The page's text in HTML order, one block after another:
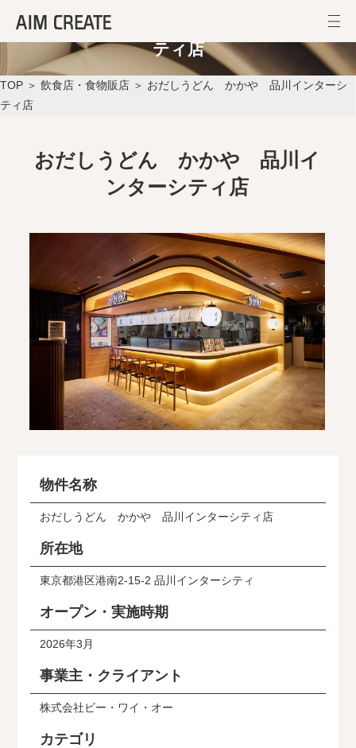
おだしうどん かかや 品川インターシ
ティ店
TOP ＞ 飲食店・食物販店 ＞ おだしうどん かかや 品川インターシ
ティ店
おだしうどん かかや 品川イ
ンターシティ店
物件名称
おだしうどん かかや 品川インターシティ店
所在地
東京都港区港南2-15-2 品川インターシティ
オープン・実施時期
2026年3月
事業主・クライアント
株式会社ビー・ワイ・オー
カテゴリ